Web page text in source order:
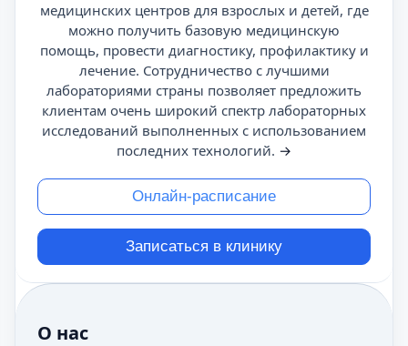
медицинских центров для взрослых и детей, где
можно получить базовую медицинскую
помощь, провести диагностику, профилактику и
лечение. Сотрудничество с лучшими
лабораториями страны позволяет предложить
клиентам очень широкий спектр лабораторных
исследований выполненных с использованием
последних технологий. →
Онлайн-расписание
Записаться в клинику
О нас